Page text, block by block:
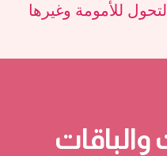
للأمومة وغيرها